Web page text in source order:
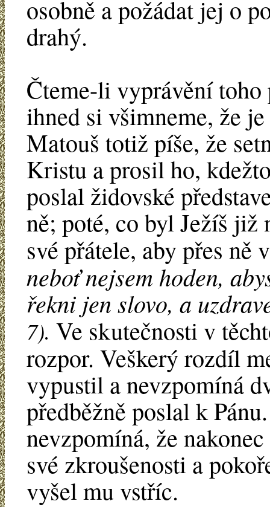
osobně a požádat jej o
drahý.
Čteme-li vyprávění toho
ihned si všimneme, že
Matouš totiž píše, že
Kristu a prosil ho,
poslal židovské
ně; poté, co byl Ježíš již
své přátele, aby přes ně
neboť nejsem hoden,
řekni jen slovo, a
7). Ve skutečnosti v
rozpor. Veškerý rozdíl
vypustil a nevzpomíná
předběžně poslal k
nevzpomíná, že
své zkroušenosti a
vyšel mu vstříc.